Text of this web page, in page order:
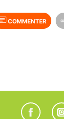
COMMENTER